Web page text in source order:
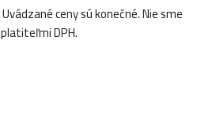
Uvádzané ceny sú konečné. Nie sme
platiteľmi DPH.